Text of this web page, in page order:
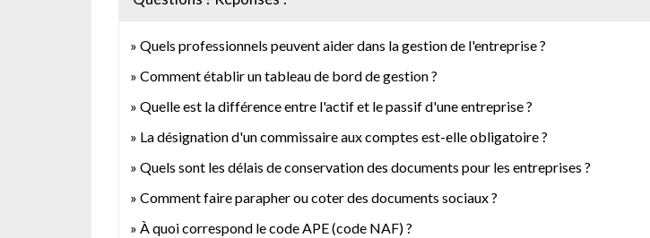
Quels professionnels peuvent aider dans la gestion de l'entreprise ?
Comment établir un tableau de bord de gestion ?
Quelle est la différence entre l'actif et le passif d'une entreprise ?
La désignation d'un commissaire aux comptes est-elle obligatoire ?
Quels sont les délais de conservation des documents pour les entreprises ?
Comment faire parapher ou coter des documents sociaux ?
À quoi correspond le code APE (code NAF) ?